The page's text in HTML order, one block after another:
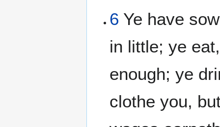
6 Ye have
in little; ye
enough; ye
clothe you,